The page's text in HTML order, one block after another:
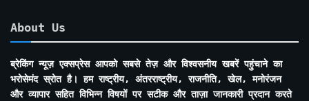
About Us
ब्रेकिंग न्यूज़ एक्सप्रेस आपको सबसे तेज़ और विश्वसनीय खबरें पहुंचाने का
भरोसेमंद स्रोत है। हम राष्ट्रीय, अंतरराष्ट्रीय, राजनीति, खेल, मनोरंजन
और व्यापार सहित विभिन्न विषयों पर सटीक और ताज़ा जानकारी प्रदान करते